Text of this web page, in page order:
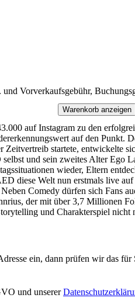
Vorverkaufsgebühr,
Warenkorb anzeigen
auf Instagram zu den
auf den Punkt.
startete, entwickelte
und sein zweites Alter
wieder, Eltern
diese Welt nun erstmals live
Comedy dürfen sich Fans
der mit über 3,7 Millionen
und Charakterspiel
ein, dann prüfen wir das für
und unserer